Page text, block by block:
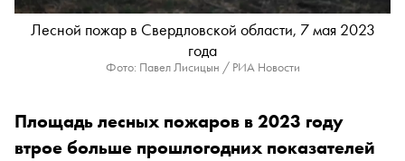
Лесной пожар в Свердловской области, 7 мая 2023
года
Фото: Павел Лисицын / РИА Новости
Площадь лесных пожаров в 2023 году
втрое больше прошлогодних показателей